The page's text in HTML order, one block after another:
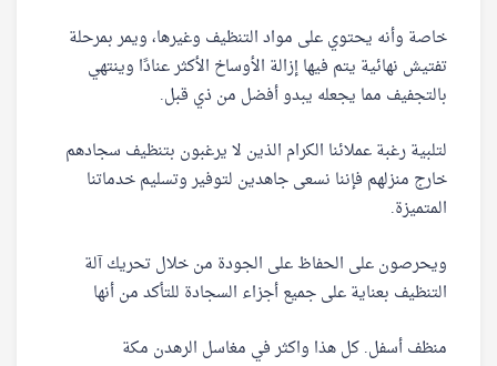
خاصة وأنه يحتوي على مواد التنظيف وغيرها، ويمر بمرحلة
تفتيش نهائية يتم فيها إزالة الأوساخ الأكثر عنادًا وينتهي
بالتجفيف مما يجعله يبدو أفضل من ذي قبل.
لتلبية رغبة عملائنا الكرام الذين لا يرغبون بتنظيف سجادهم
خارج منزلهم فإننا نسعى جاهدين لتوفير وتسليم خدماتنا
المتميزة.
ويحرصون على الحفاظ على الجودة من خلال تحريك آلة
التنظيف بعناية على جميع أجزاء السجادة للتأكد من أنها
منظف ​​أسفل. كل هذا واكثر في مغاسل الرهدن مكة